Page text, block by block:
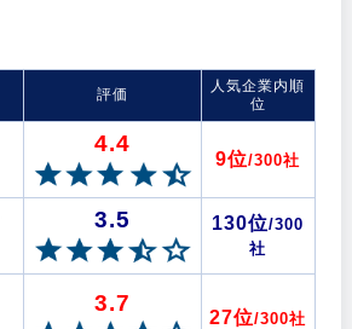
評価
人気企業内順
位
4.4
9位/300社
3.5 130位/300
社
3.7
27位/300社